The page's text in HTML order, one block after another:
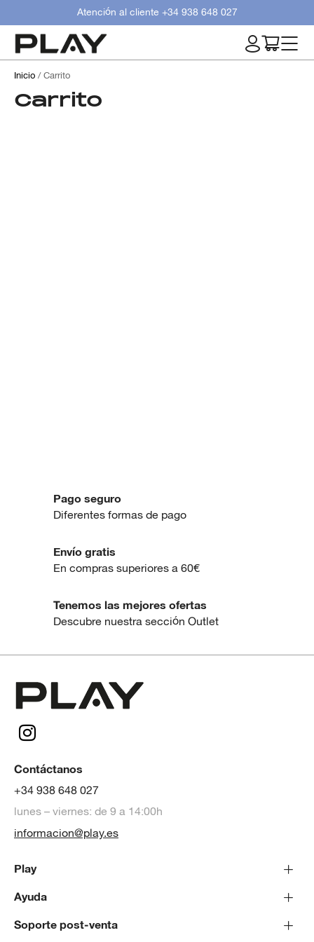
Atención al cliente +34 938 648 027
Inicio / Carrito
Carrito
Pago seguro
Diferentes formas de pago
Envío gratis
En compras superiores a 60€
Tenemos las mejores ofertas
Descubre nuestra sección Outlet
Contáctanos
+34 938 648 027
lunes – viernes: de 9 a 14:00h
informacion@play.es
Play
Ayuda
Soporte post-venta